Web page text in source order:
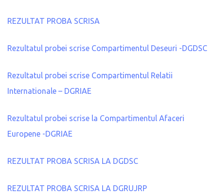
REZULTAT PROBA SCRISA
Rezultatul probei scrise Compartimentul Deseuri -DGDSC
Rezultatul probei scrise Compartimentul Relatii
Internationale – DGRIAE
Rezultatul probei scrise la Compartimentul Afaceri
Europene -DGRIAE
REZULTAT PROBA SCRISA LA DGDSC
REZULTAT PROBA SCRISA LA DGRUJRP